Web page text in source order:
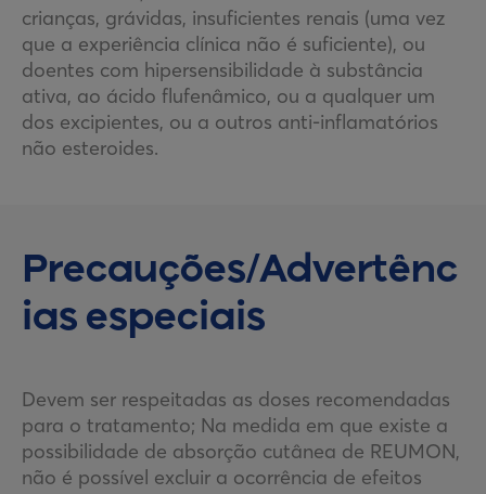
crianças, grávidas, insuficientes renais (uma vez
que a experiência clínica não é suficiente), ou
doentes com hipersensibilidade à substância
ativa, ao ácido flufenâmico, ou a qualquer um
dos excipientes, ou a outros anti-inflamatórios
não esteroides.
Precauções/Advertênc
ias especiais
Devem ser respeitadas as doses recomendadas
para o tratamento; Na medida em que existe a
possibilidade de absorção cutânea de REUMON,
não é possível excluir a ocorrência de efeitos